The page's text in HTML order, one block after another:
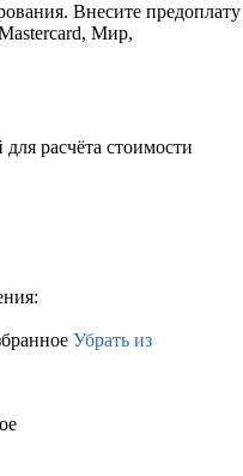
Внесите предоплату
Мир,
расчёта стоимости
Убрать из